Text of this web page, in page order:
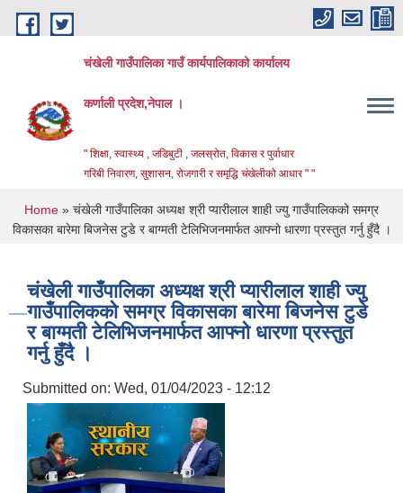
Skip to main content
चंखेली गाउँपालिका गाउँ कार्यपालिकाको कार्यालय
कर्णाली प्रदेश,नेपाल ।
" शिक्षा, स्वास्थ्य , जडिबुटी , जलस्रोत, विकास र पुर्वाधार
गरिबी निवारण, सुशासन, रोजगारी र समृद्धि चंखेलीको आधार " "
You are here
Home » चंखेली गाउँपालिका अध्यक्ष श्री प्यारीलाल शाही ज्यु गाउँपालिकको समग्र
विकासका बारेमा बिजनेस टुडे र बाग्मती टेलिभिजनमार्फत आफ्नो धारणा प्रस्तुत गर्नु हुँदै ।
चंखेली गाउँपालिका अध्यक्ष श्री प्यारीलाल शाही ज्यु
गाउँपालिकको समग्र विकासका बारेमा बिजनेस टुडे
र बाग्मती टेलिभिजनमार्फत आफ्नो धारणा प्रस्तुत
गर्नु हुँदै ।
Submitted on: Wed, 01/04/2023 - 12:12